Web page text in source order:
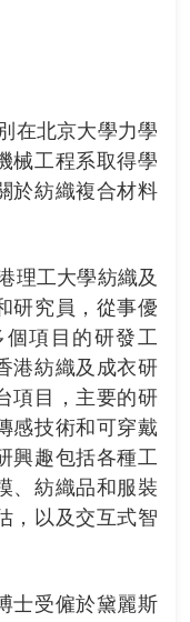
在北京大學力學
械工程系取得學
於紡織複合材料
理工大學紡織及
研究員，從事優
項目的研發工
港紡織及成衣研
項目，主要的研
感技術和可穿戴
興趣包括各種工
、紡織品和服裝
，以及交互式智
士受僱於黛麗斯